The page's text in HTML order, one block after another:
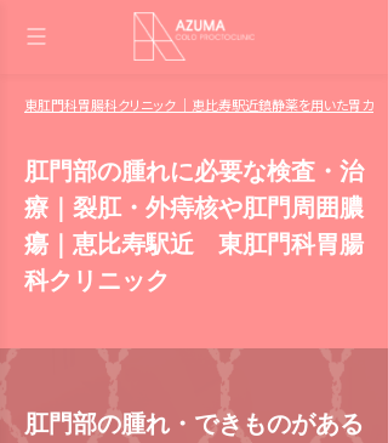
東肛門科胃腸科クリニック ｜恵比寿駅近鎮静薬を用いた胃
肛門部の腫れに必要な検査・治
療｜裂肛・外痔核や肛門周囲膿
瘍｜恵比寿駅近 東肛門科胃腸
科クリニック
肛門部の腫れ・できものがある